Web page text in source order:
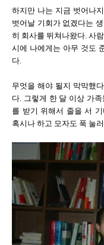
하지만 나는 지금 벗어나
벗어날 기회가 없겠다는
히 회사를 뛰쳐나왔다. 사
시에 나에게는 아무 것도
다.
무엇을 해야 될지 막막했
다. 그렇게 한 달 이상 가
를 받기 위해서 줄을 서
혹시나 하고 모자도 푹 눌